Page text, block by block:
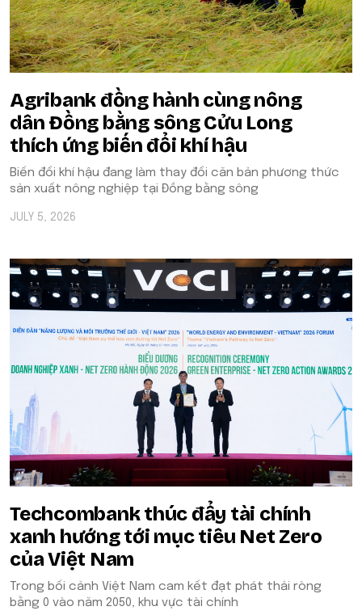
Agribank đồng hành cùng nông
dân Đồng bằng sông Cửu Long
thích ứng biến đổi khí hậu
Biến đổi khí hậu đang làm thay đổi căn bản phương thức
sản xuất nông nghiệp tại Đồng bằng sông
JULY 5, 2026
Techcombank thúc đẩy tài chính
xanh hướng tới mục tiêu Net Zero
của Việt Nam
Trong bối cảnh Việt Nam cam kết đạt phát thải ròng
bằng 0 vào năm 2050, khu vực tài chính